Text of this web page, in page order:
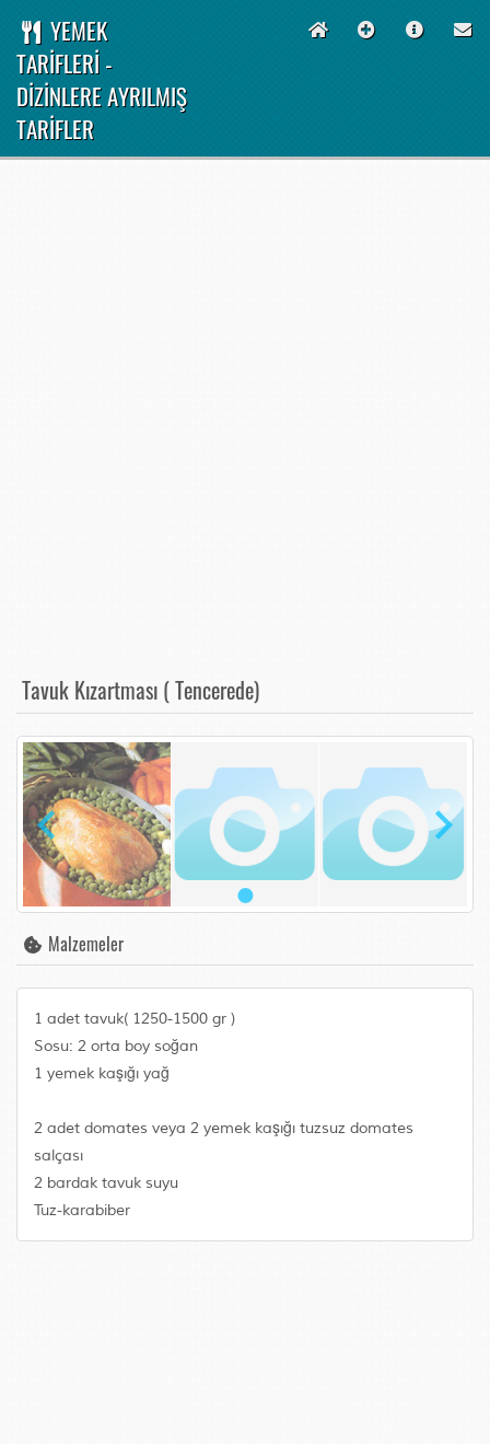
YEMEK
TARİFLERİ -
DİZİNLERE AYRILMIŞ
TARİFLER
Tavuk Kızartması ( Tencerede)
Malzemeler
1 adet tavuk( 1250-1500 gr )
Sosu: 2 orta boy soğan
1 yemek kaşığı yağ
2 adet domates veya 2 yemek kaşığı tuzsuz domates
salçası
2 bardak tavuk suyu
Tuz-karabiber